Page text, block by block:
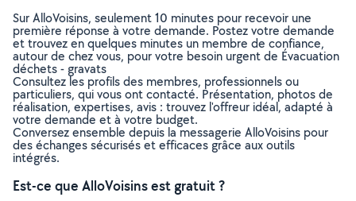
Sur AlloVoisins, seulement 10 minutes pour recevoir une
première réponse à votre demande. Postez votre demande
et trouvez en quelques minutes un membre de confiance,
autour de chez vous, pour votre besoin urgent de Évacuation
déchets - gravats
Consultez les profils des membres, professionnels ou
particuliers, qui vous ont contacté. Présentation, photos de
réalisation, expertises, avis : trouvez l'offreur idéal, adapté à
votre demande et à votre budget.
Conversez ensemble depuis la messagerie AlloVoisins pour
des échanges sécurisés et efficaces grâce aux outils
intégrés.
Est-ce que AlloVoisins est gratuit ?